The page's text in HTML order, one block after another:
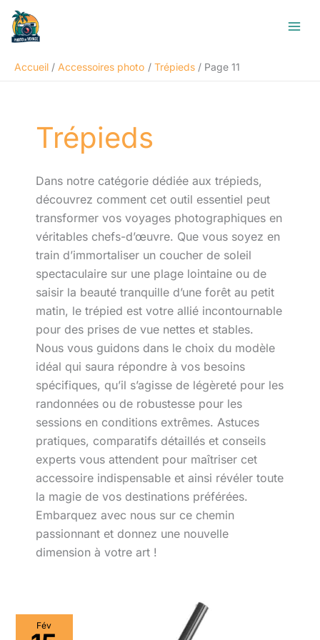
Aller
contenu
Accueil
Accessoires photo Trépieds Page 11
Trépieds
Dans notre catégorie dédiée aux trépieds,
découvrez comment cet outil essentiel peut
transformer vos voyages photographiques en
véritables chefs-d’œuvre. Que vous soyez en
train d’immortaliser un coucher de soleil
spectaculaire sur une plage lointaine ou de
saisir la beauté tranquille d’une forêt au petit
matin, le trépied est votre allié incontournable
pour des prises de vue nettes et stables.
Nous vous guidons dans le choix du modèle
idéal qui saura répondre à vos besoins
spécifiques, qu’il s’agisse de légèreté pour les
randonnées ou de robustesse pour les
sessions en conditions extrêmes. Astuces
pratiques, comparatifs détaillés et conseils
experts vous attendent pour maîtriser cet
accessoire indispensable et ainsi révéler toute
la magie de vos destinations préférées.
Embarquez avec nous sur ce chemin
passionnant et donnez une nouvelle
dimension à votre art !
Fév
Test
trépied
R
e
h